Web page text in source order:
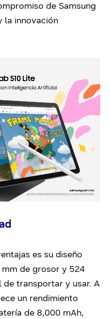
de Samsung
la innovación
es su diseño
de grosor y 524
de transportar y usar. A
un rendimiento
de 8,000 mAh,